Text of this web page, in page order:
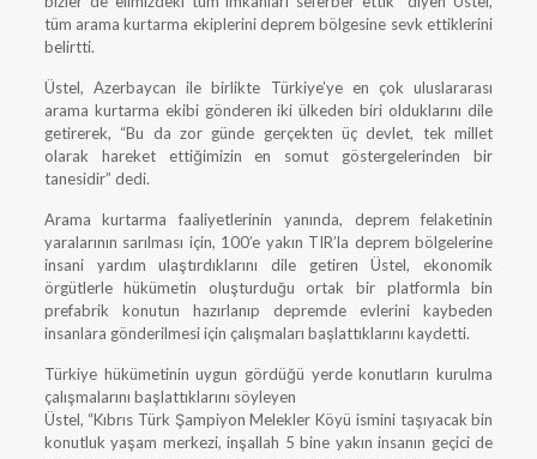
tüm arama kurtarma ekiplerini deprem bölgesine sevk ettiklerini
belirtti.
Üstel, Azerbaycan ile birlikte Türkiye’ye en çok uluslararası
arama kurtarma ekibi gönderen iki ülkeden biri olduklarını dile
getirerek, “Bu da zor günde gerçekten üç devlet, tek millet
olarak hareket ettiğimizin en somut göstergelerinden bir
tanesidir” dedi.
Arama kurtarma faaliyetlerinin yanında, deprem felaketinin
yaralarının sarılması için, 100’e yakın TIR’la deprem bölgelerine
insani yardım ulaştırdıklarını dile getiren Üstel, ekonomik
örgütlerle hükümetin oluşturduğu ortak bir platformla bin
prefabrik konutun hazırlanıp depremde evlerini kaybeden
insanlara gönderilmesi için çalışmaları başlattıklarını kaydetti.
Türkiye hükümetinin uygun gördüğü yerde konutların kurulma
çalışmalarını başlattıklarını söyleyen
Üstel, “Kıbrıs Türk Şampiyon Melekler Köyü ismini taşıyacak bin
konutluk yaşam merkezi, inşallah 5 bine yakın insanın geçici de